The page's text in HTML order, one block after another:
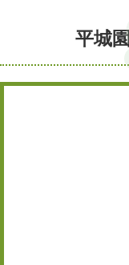
平城